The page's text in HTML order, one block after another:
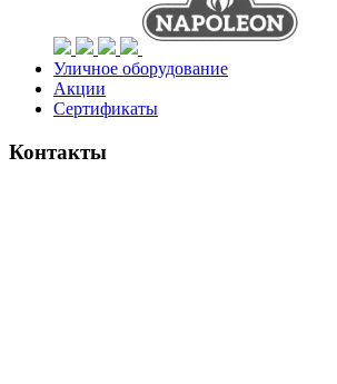
Уличное оборудование
Акции
Сертификаты
Контакты